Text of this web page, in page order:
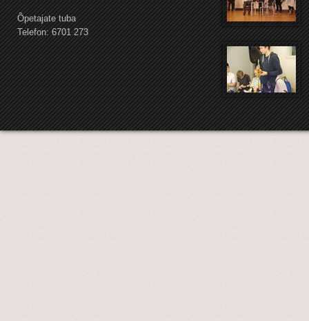
Õpetajate tuba
Telefon: 6701 273